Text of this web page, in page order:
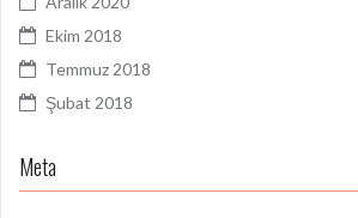
Ekim 2018
Temmuz 2018
Şubat 2018
Meta